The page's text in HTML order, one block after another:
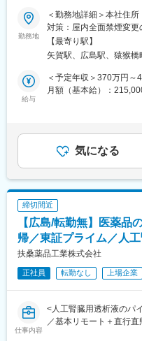
新人研修や月に一度全
度が充実している為、治
リアアップや成長を望め
■この求人のおすすめポ
・「福祉業界」という
頼関係を得る人間とし
・営業未経験でも大丈夫
れる会社でございます。
ジャー様への営業となり
・定期的にケアマネー
的なメンテナンスが必要
く繋がることができる営
■商材について：
〇レンタル
（1）車いす
（4）歩行器、歩行補助
（5）徘徊感知器、自動
勤務地
＜勤務地詳細＞本社住
対策：屋内全面禁煙変更
【最寄り駅】
矢賀駅、広島駅、猿猴橋
給与
＜予定年収＞370万円～
月額（基本給）：
＞有＜残業手当＞有＜
円～15,000円（前年度
分（前年度実績）営業成
す。0.5ヶ月～5ヶ月（
円/30歳（入社2年目）
でも目安の金額であり、
す。月給(月額)は固定手
気になる
締切間近
【広島/転勤無】医薬
帰／東証プライム／人
扶桑薬品工業株式会社
正社員 転勤なし 上場企業
仕事内容
<人工腎臓用透析液のパ
／基本リモート＋直行